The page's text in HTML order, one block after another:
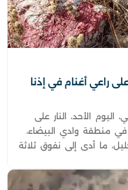
على راعي أغنام في إذنا
اليوم الأحد، النار على
في منطقة وادي البيضاء،
ما أدى إلى نفوق ثلاثة